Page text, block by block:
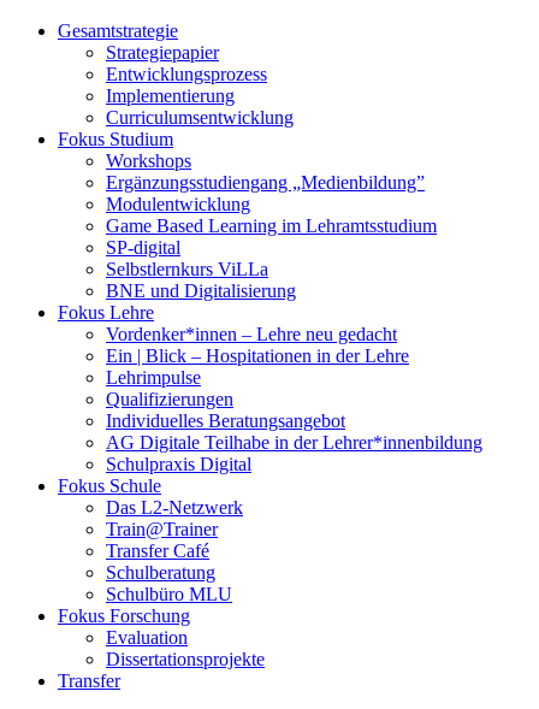
Gesamtstrategie
Strategiepapier
Entwicklungsprozess
Implementierung
Curriculumsentwicklung
Fokus Studium
Workshops
Ergänzungsstudiengang „Medienbildung”
Modulentwicklung
Game Based Learning im Lehramtsstudium
SP-digital
Selbstlernkurs ViLLa
BNE und Digitalisierung
Fokus Lehre
Vordenker*innen – Lehre neu gedacht
Ein | Blick – Hospitationen in der Lehre
Lehrimpulse
Qualifizierungen
Individuelles Beratungsangebot
AG Digitale Teilhabe in der Lehrer*innenbildung
Schulpraxis Digital
Fokus Schule
Das L2-Netzwerk
Train@Trainer
Transfer Café
Schulberatung
Schulbüro MLU
Fokus Forschung
Evaluation
Dissertationsprojekte
Transfer